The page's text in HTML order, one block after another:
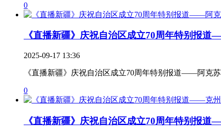
0
《直播新疆》庆祝自治区成立70周年特别报道
2025-09-17 13:36
《直播新疆》庆祝自治区成立70周年特别报道——阿克
0
《直播新疆》庆祝自治区成立70周年特别报道